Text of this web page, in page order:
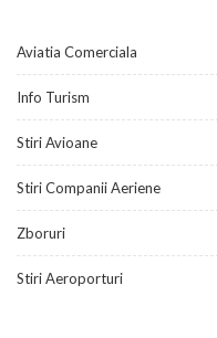
Aviatia Comerciala
Info Turism
Stiri Avioane
Stiri Companii Aeriene
Zboruri
Stiri Aeroporturi